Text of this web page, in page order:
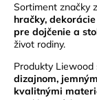
Sortiment značky
hračky,
pre dojčenie a
život rodiny.
Produkty
dizajnom,
kvalitnými